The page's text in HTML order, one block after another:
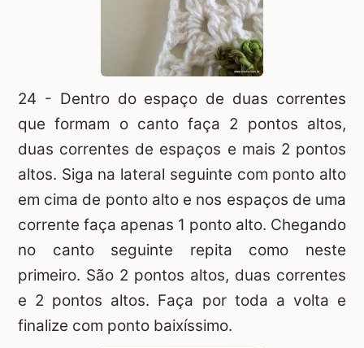
24 - Dentro do espaço de duas correntes
que formam o canto faça 2 pontos altos,
duas correntes de espaços e mais 2 pontos
altos. Siga na lateral seguinte com ponto alto
em cima de ponto alto e nos espaços de uma
corrente faça apenas 1 ponto alto. Chegando
no canto seguinte repita como neste
primeiro. São 2 pontos altos, duas correntes
e 2 pontos altos. Faça por toda a volta e
finalize com ponto baixíssimo.